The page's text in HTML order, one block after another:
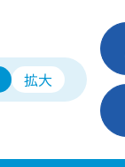
拡大